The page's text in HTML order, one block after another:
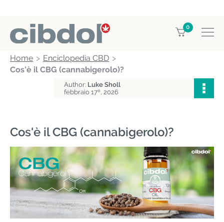
0
Home
Enciclopedia CBD
Cos'è il CBG (cannabigerolo)?
Author: Luke Sholl
febbraio 17º, 2026
Cos'è il CBG (cannabigerolo)?